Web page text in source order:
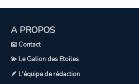
A PROPOS
📧 Contact
💫 Le Galion des Etoiles
🪶 L'équipe de rédaction